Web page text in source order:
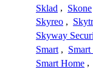
Sklad , Skone
Skyreo ,
Skyway
Smart ,
Smart Home ,